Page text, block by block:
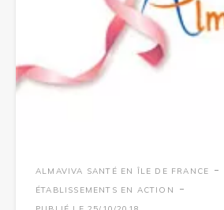
ALMAVIVA SANTÉ EN ÎLE DE FRANCE -
ÉTABLISSEMENTS EN ACTION
-